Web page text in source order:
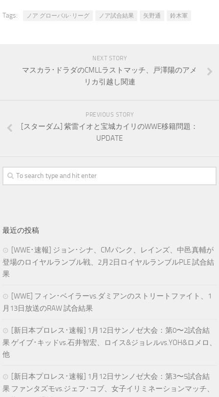
Tags: ノア グローバル･リーグ ノア試合結果 矢野通 鈴木軍
NEXT STORY
マスカラ･ドラダのCMLLラストマッチ、戸澤陽のアメ
リカ引越し関連
PREVIOUS STORY
[スターダム] 紫雷イオと宝城カイリのWWE移籍問題：
UPDATE
最近の投稿
[WWE･速報] ジョン･シナ、CMパンク、レインズ、中邑真輔が
登場のロイヤルランブル戦、2月2日ロイヤルランブルPLE 試合結
果
[WWE] フィン･ベイラーvs.ダミアンのストリートファイト、1
月13日放送のRAW 試合結果
[新日本プロレス･速報] 1月12日サンノゼ大会：第0〜2試合結
果 ゲイブ･キッドvs.石井智宏、ロイス&ジョレルvs.YOH&ロメロ、
他
[新日本プロレス･速報] 1月12日サンノゼ大会：第3〜5試合結
果 ファンタズモvs.ジェフ･コブ、女子イリミネーションマッチ、